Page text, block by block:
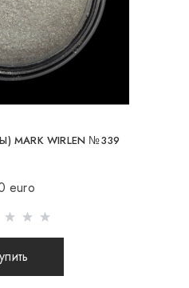
Словакия, Эстония,
Испания).
возможна при заказе на
до 80Є, стоимость доставки
не отправляются)
происходит 2 раза в
WIRLEN №339
euro